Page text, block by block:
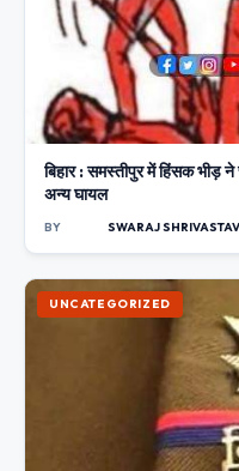
बिहार : समस्तीपुर में हिंसक भीड़ ने
अन्य घायल
BY SWARAJ
UNCATEGORIZED